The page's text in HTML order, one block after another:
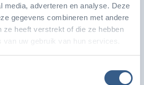
media, adverteren en analyse. Deze
gegevens combineren met andere
ze heeft verstrekt of die ze hebben
van uw gebruik van hun services.